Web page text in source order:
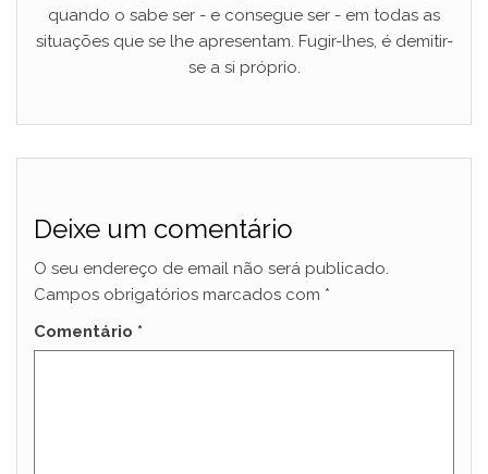
quando o sabe ser - e consegue ser - em todas as
situações que se lhe apresentam. Fugir-lhes, é demitir-
se a si próprio.
Deixe um comentário
O seu endereço de email não será publicado.
Campos obrigatórios marcados com *
Comentário *